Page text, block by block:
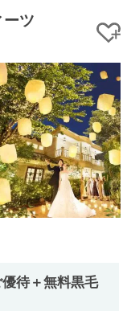
ーツ
待＋無料黒毛